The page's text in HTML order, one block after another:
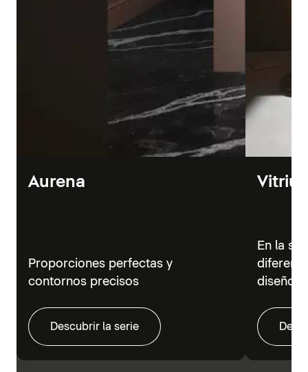
Aurena
Proporciones perfectas y
contornos precisos
Descubrir la serie
En la
diseño